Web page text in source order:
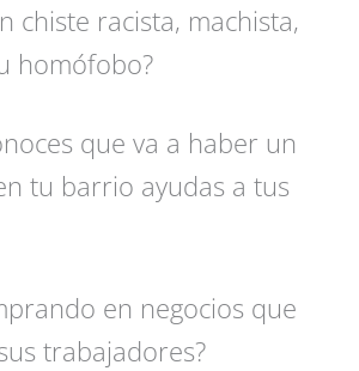
chiste racista, machista,
homófobo?
que va a haber un
tu barrio ayudas a tus
en negocios que
trabajadores?